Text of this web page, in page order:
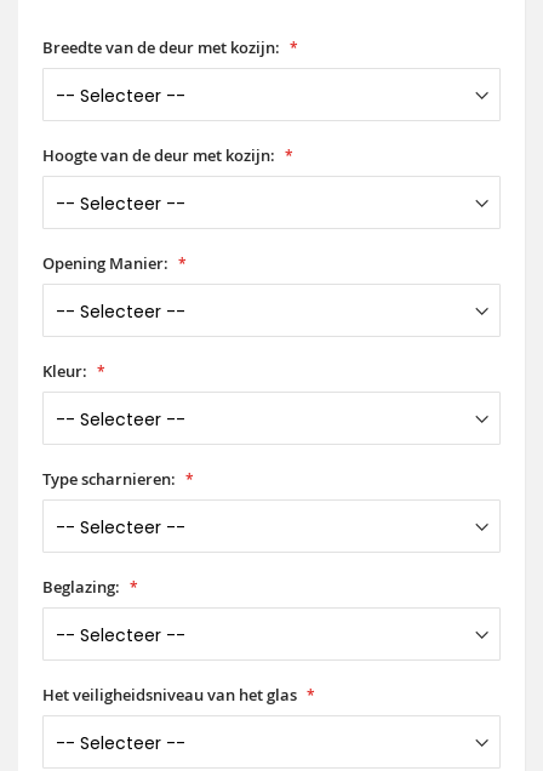
Breedte van de deur met kozijn:
Hoogte van de deur met kozijn:
Opening Manier:
Kleur:
Type scharnieren:
Beglazing:
Het veiligheidsniveau van het glas